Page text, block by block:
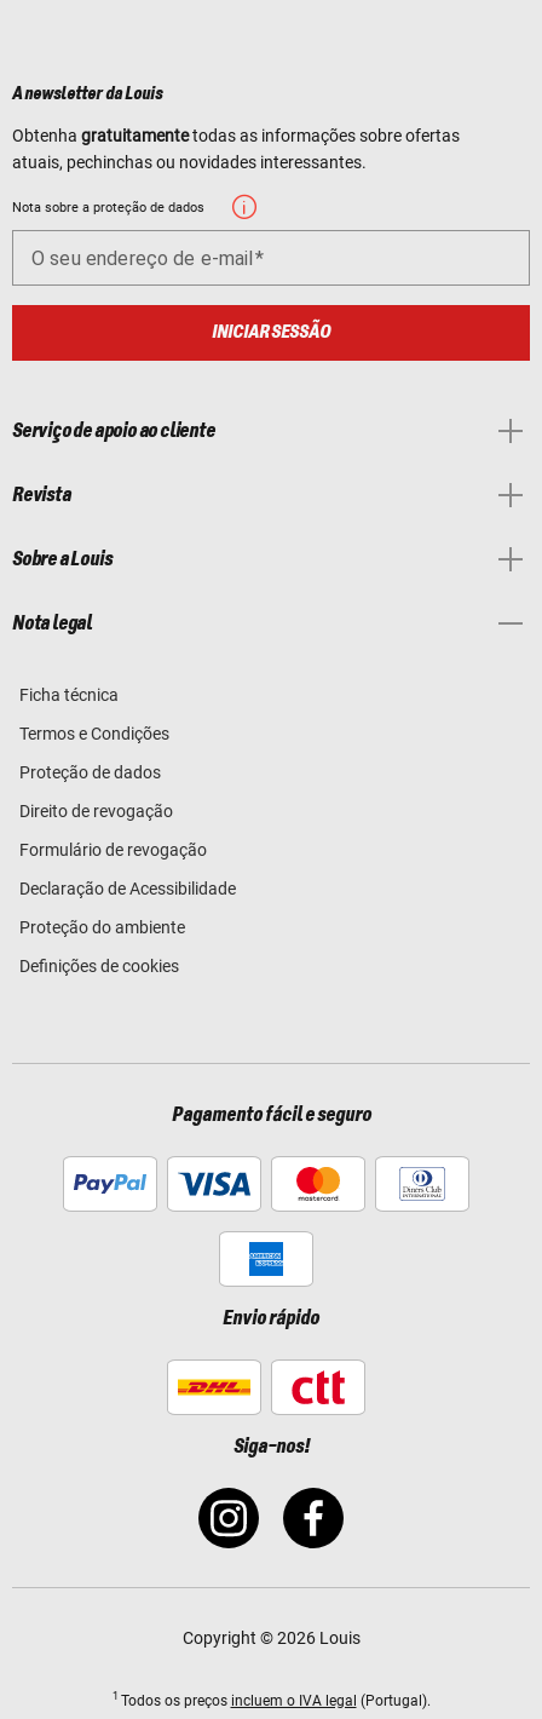
A newsletter da Louis
Obtenha gratuitamentetodas as informações sobre ofertas
atuais, pechinchas ou novidades interessantes.
Nota sobre a proteção de dados
O seu endereço de e-mail
INICIAR SESSÃO
Serviço de apoio ao cliente
Revista
Sobre a Louis
Nota legal
Ficha técnica
Termos e Condições
Proteção de dados
Direito de revogação
Formulário de revogação
Declaração de Acessibilidade
Proteção do ambiente
Definições de cookies
Pagamento fácil e seguro
Envio rápido
Siga-nos!
Copyright © 2026 Louis
1 Todos os preços incluem o IVA legal (Portugal).